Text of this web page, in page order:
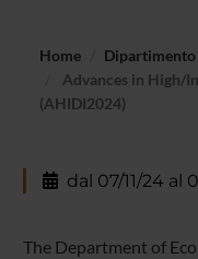
Home Dipartimento
Advances in High/
(AHIDI2024)
dal 07/11/24 al
The Department of